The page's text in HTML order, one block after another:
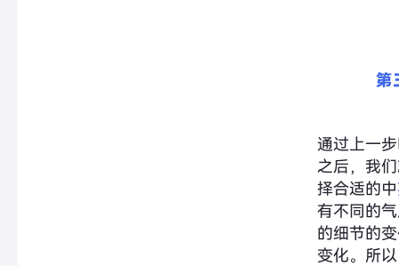
第
通过上一
之后，我
择合适的中
有不同的
的细节的
变化。所